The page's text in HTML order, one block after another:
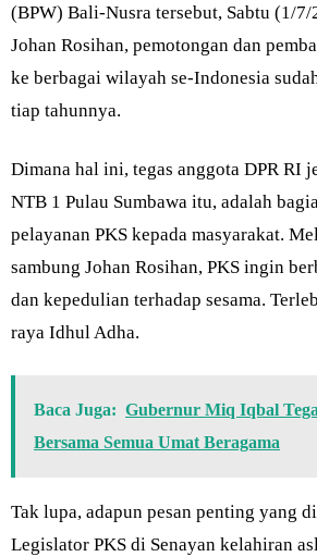
(BPW) Bali-Nusra tersebut, Sabtu (1/
Johan Rosihan, pemotongan dan
ke berbagai wilayah se-Indonesia
tiap tahunnya.
Dimana hal ini, tegas anggota DPR RI
NTB 1 Pulau Sumbawa itu, adalah
pelayanan PKS kepada masyarakat.
sambung Johan Rosihan, PKS ingin
dan kepedulian terhadap sesama.
raya Idhul Adha.
Baca Juga: Gubernur Miq Iqbal
Bersama Semua Umat Beragama
Tak lupa, adapun pesan penting yang
Legislator PKS di Senayan kelahiran